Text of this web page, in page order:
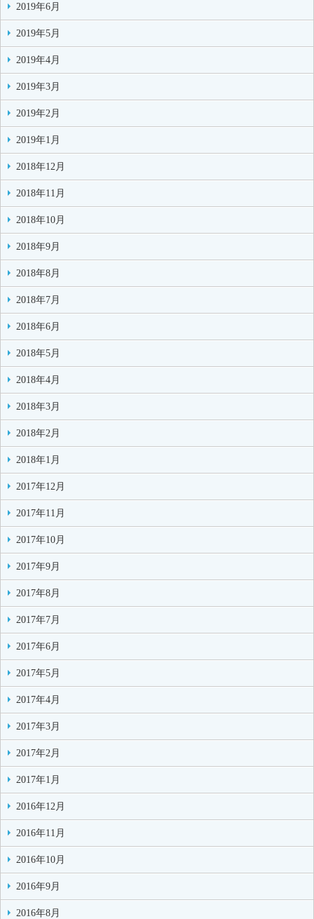
2019年6月
2019年5月
2019年4月
2019年3月
2019年2月
2019年1月
2018年12月
2018年11月
2018年10月
2018年9月
2018年8月
2018年7月
2018年6月
2018年5月
2018年4月
2018年3月
2018年2月
2018年1月
2017年12月
2017年11月
2017年10月
2017年9月
2017年8月
2017年7月
2017年6月
2017年5月
2017年4月
2017年3月
2017年2月
2017年1月
2016年12月
2016年11月
2016年10月
2016年9月
2016年8月